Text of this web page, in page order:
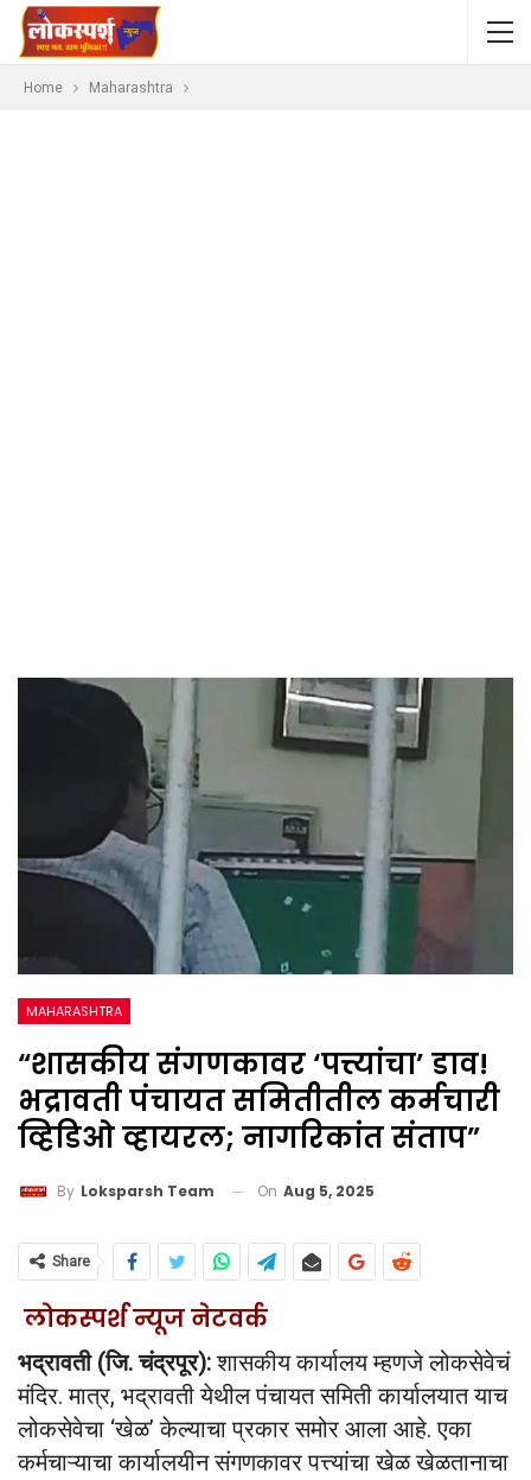
Home Maharashtra
MAHARASHTRA
“शासकीय संगणकावर ‘पत्त्यांचा’ डाव!
भद्रावती पंचायत समितीतील कर्मचारी
व्हिडिओ व्हायरल; नागरिकांत संताप”
By Loksparsh Team On Aug 5, 2025
Share
लोकस्पर्श न्यूज नेटवर्क
भद्रावती (जि. चंद्रपूर):शासकीय कार्यालय म्हणजे लोकसेवेचं
मंदिर. मात्र, भद्रावती येथील पंचायत समिती कार्यालयात याच
लोकसेवेचा ‘खेळ’ केल्याचा प्रकार समोर आला आहे. एका
कर्मचाऱ्याचा कार्यालयीन संगणकावर पत्त्यांचा खेळ खेळतानाचा